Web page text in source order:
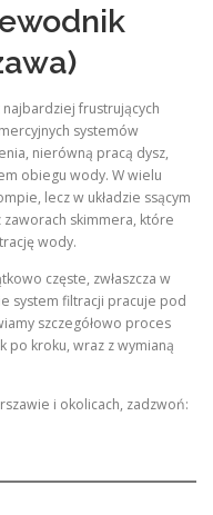
najbardziej frustrujących
systemów
nierówną pracą dysz,
obiegu wody. W wielu
lecz w układzie ssącym
skimmera, które
wody.
częste, zwłaszcza w
system filtracji pracuje pod
szczegółowo proces
po kroku, wraz z wymianą
i okolicach, zadzwoń: